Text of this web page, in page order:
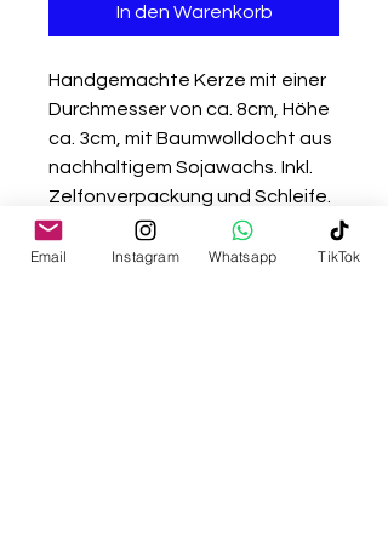
In den Warenkorb
Handgemachte Kerze mit einer
Durchmesser von ca. 8cm, Höhe
ca. 3cm, mit Baumwolldocht aus
nachhaltigem Sojawachs. Inkl.
Zelfonverpackung und Schleife.
Hinweis:
Nur auf feuerfestem Untergrund
Email Instagram Whatsapp TikTok